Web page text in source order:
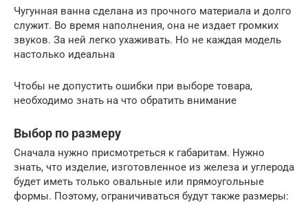
Чугунная ванна сделана из прочного материала и долго
служит. Во время наполнения, она не издает громких
звуков. За ней легко ухаживать. Но не каждая модель
настолько идеальна
Чтобы не допустить ошибки при выборе товара,
необходимо знать на что обратить внимание
Выбор по размеру
Сначала нужно присмотреться к габаритам. Нужно
знать, что изделие, изготовленное из железа и углерода
будет иметь только овальные или прямоугольные
формы. Поэтому, ограничиваться будут также размеры: